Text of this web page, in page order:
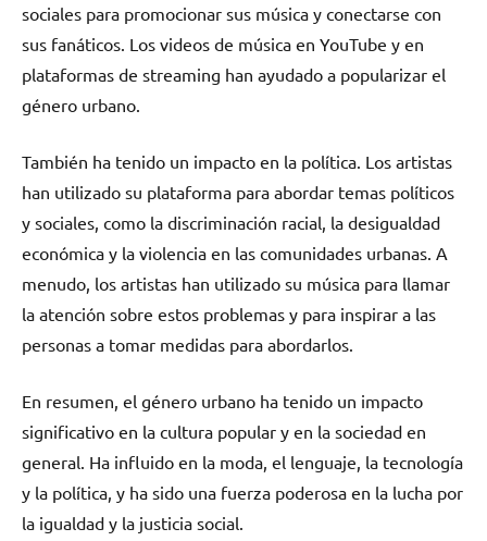
sociales para promocionar sus música y conectarse con
sus fanáticos. Los videos de música en YouTube y en
plataformas de streaming han ayudado a popularizar el
género urbano.
También ha tenido un impacto en la política. Los artistas
han utilizado su plataforma para abordar temas políticos
y sociales, como la discriminación racial, la desigualdad
económica y la violencia en las comunidades urbanas. A
menudo, los artistas han utilizado su música para llamar
la atención sobre estos problemas y para inspirar a las
personas a tomar medidas para abordarlos.
En resumen, el género urbano ha tenido un impacto
significativo en la cultura popular y en la sociedad en
general. Ha influido en la moda, el lenguaje, la tecnología
y la política, y ha sido una fuerza poderosa en la lucha por
la igualdad y la justicia social.